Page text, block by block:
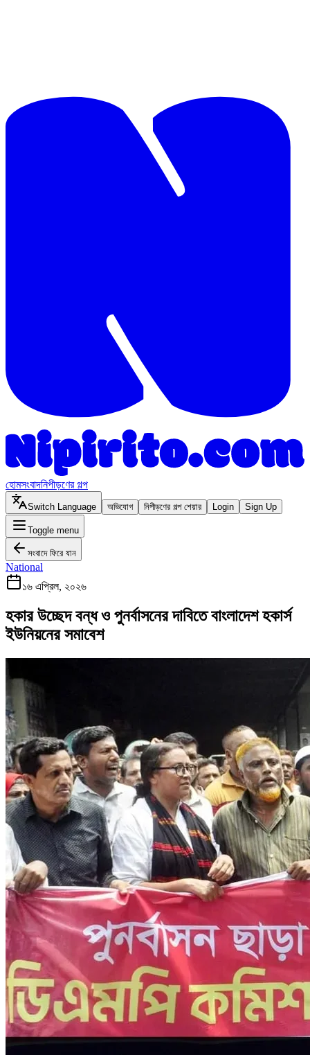
হোমসংবাদনিপীড়ণের গল্প
Switch Language অভিযোগ নিপীড়ণের গল্প শেয়ার Login Sign Up
Toggle menu
সংবাদে ফিরে যান
National
১৬ এপ্রিল, ২০২৬
হকার উচ্ছেদ বন্ধ ও পুনর্বাসনের দাবিতে বাংলাদেশ হকার্স
ইউনিয়নের সমাবেশ